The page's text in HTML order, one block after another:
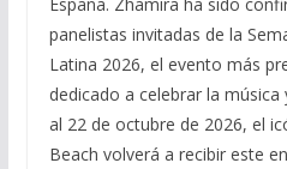
España. Zhamira ha sido
panelistas invitadas de la
Latina 2026, el evento más
dedicado a celebrar la
al 22 de octubre de 2026, el
Beach volverá a recibir este